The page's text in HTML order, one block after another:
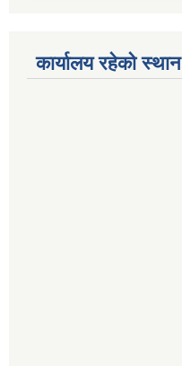
कार्यालय रहेको स्थान